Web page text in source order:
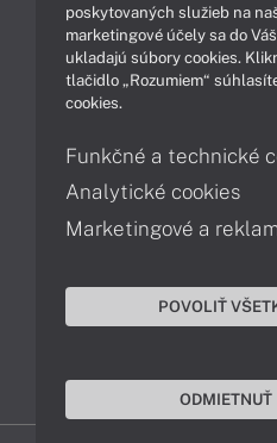
Podpora a servis
043 4224 771
poskytovaných služieb na
marketingové účely sa do
ukladajú súbory cookies.
tlačidlo „Rozumiem“
cookies.
Funkčné a technické
Analytické cookies
Marketingové a
POVOLIŤ
ODMIETNUŤ